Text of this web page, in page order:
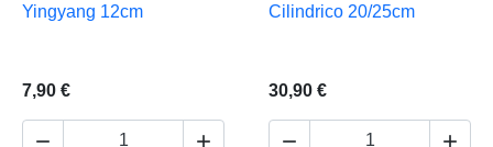
Yingyang 12cm
7,90 €
 
Cilindrico 20/25cm
30,90 €
 